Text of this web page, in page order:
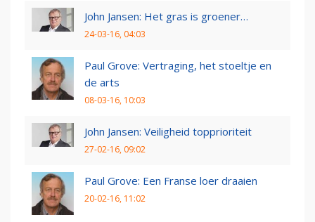
John Jansen: Het gras is groener…
24-03-16, 04:03
Paul Grove: Vertraging, het stoeltje en
de arts
08-03-16, 10:03
John Jansen: Veiligheid topprioriteit
27-02-16, 09:02
Paul Grove: Een Franse loer draaien
20-02-16, 11:02